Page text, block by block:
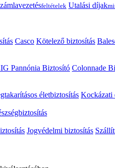
feltételek Utalási díjak
Casco Kötelező biztosítás
Pannónia Biztosító Colonnade
életbiztosítás Kockázati
Jogvédelmi biztosítás